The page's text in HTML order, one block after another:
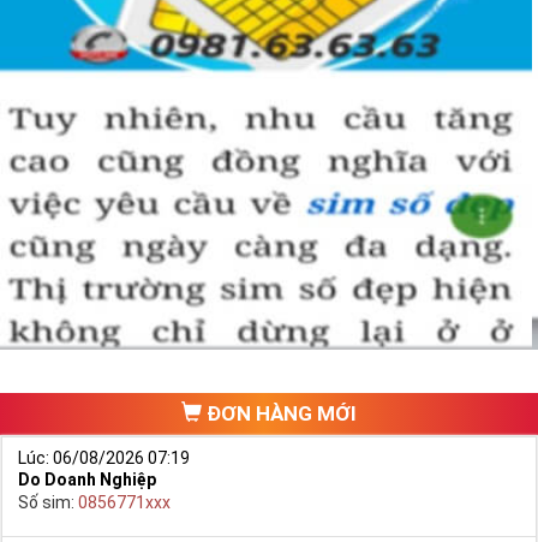
ĐƠN HÀNG MỚI
Lúc: 06/08/2026 07:19
Do Doanh Nghiệp
Số sim: 0856771xxx